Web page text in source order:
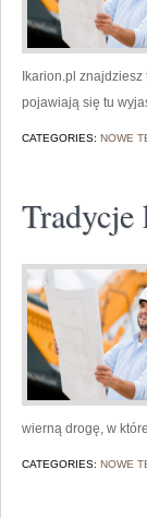
Ikarion.pl
pojawiają się tu
CATEGORIES: NOWE
Tradycje
wierną drogę, w
CATEGORIES: NOWE